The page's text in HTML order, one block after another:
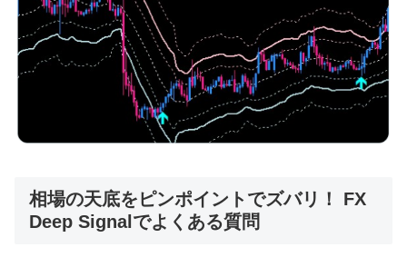
相場の天底をピンポイントでズバリ！ FX
Deep Signalでよくある質問